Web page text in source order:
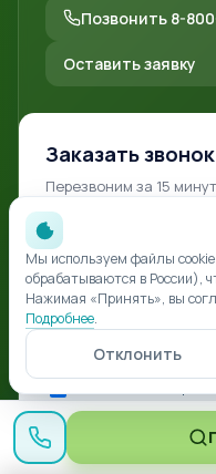
Позвонить 8-
Оставить заявку
Заказать звонок
Перезвоним за 15
согласие на
политику
Защита от роботов —
Мы используем файлы
обрабатываются в России),
Нажимая «Принять», вы
Подробнее.
Отклонить